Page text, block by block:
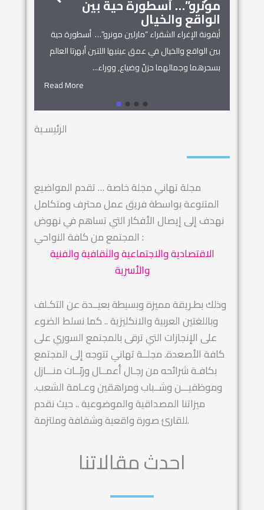
مونرو”… أسطورة حية بين
الواقع والخيال
أيقونة الإغراء الشقراء “مارلين مونرو”… أسطورة حية
بين الواقع والخيال في عمق عينيها اللتين أبهرتا العالم
بسحرهما وجمالهما حزنٌ وضياع, ووراء...
Read More
الرئيسـية
مجلة تهاني مجلة خاصة … تقدم المواضيع
المتنوعة بواسطة فريق عمل محترف ومتكامل
نهدف إلى إيصال الأفكار التي تساهم في نهوض
المجتمع من كافة النواحي :
الاقتصادية والاجتماعية والثقافية والفنية
والأسرية
وذلك بطـريقة مميزة وبسيطة بعيــدة عن التكـلف
وباللغتين العربية والانكليزية .. كما نسلط الضوء
على الإنجازات التي ترقى بالمجتمع السوري على
كافة الأصعدة. مجلــة تهاني تتوجه إلى المجتمع
بكافـة شرائحه من رجـال أعمــال وربّــات منـــازل
وموظفيـــن وشــباب ومراهقين وعـامة الشعب.
ميزاتنا المصداقية والموضوعية .. حيث نقدم
للقارئ صورة واقعية وشفافة وملتزمة.
احدث مقالاتنا